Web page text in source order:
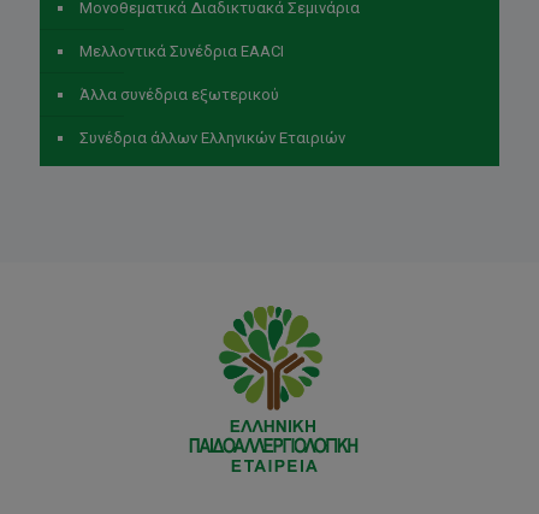
Μονοθεματικά Διαδικτυακά Σεμινάρια
Μελλοντικά Συνέδρια EAACI
Άλλα συνέδρια εξωτερικού
Συνέδρια άλλων Ελληνικών Εταιριών